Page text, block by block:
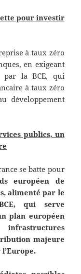
pour investir
à taux zéro
en exigeant
par la BCE, qui
à taux zéro
développement
publics, un
se batte pour
européen de
alimenté par le
qui serve
plan européen
majeure